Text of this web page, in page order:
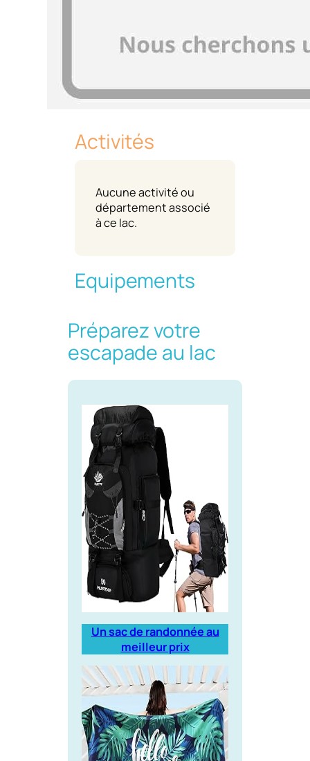
Activités
Aucune activité ou
département associé
à ce lac.
Equipements
Préparez votre
escapade au lac
Un sac de randonnée au
meilleur prix